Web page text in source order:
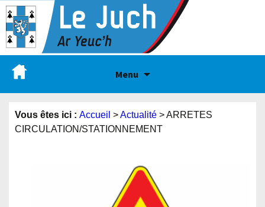
Menu
Vous êtes ici : Accueil >Actualité >ARRETES
CIRCULATION/STATIONNEMENT